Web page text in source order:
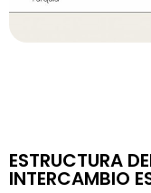
ESTRUCTURA
INTERCAMBIO